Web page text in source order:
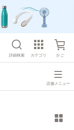
詳細検索 カテゴリ かご
店舗メニュー